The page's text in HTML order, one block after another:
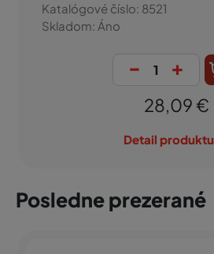
Katalógové číslo: 8521
Skladom: Áno
- +
28,09 €
Detail produktu
Posledne prezerané